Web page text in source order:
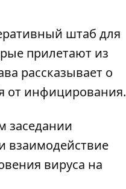
штаб для
прилетают из
рассказывает о
от инфицирования.
заседании
взаимодействие
вируса на